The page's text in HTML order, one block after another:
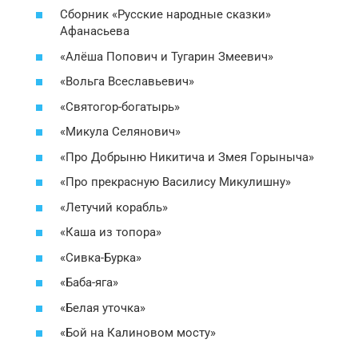
Сборник «Русские народные сказки»
Афанасьева
«Алёша Попович и Тугарин Змеевич»
«Вольга Всеславьевич»
«Святогор-богатырь»
«Микула Селянович»
«Про Добрыню Никитича и Змея Горыныча»
«Про прекрасную Василису Микулишну»
«Летучий корабль»
«Каша из топора»
«Сивка-Бурка»
«Баба-яга»
«Белая уточка»
«Бой на Калиновом мосту»